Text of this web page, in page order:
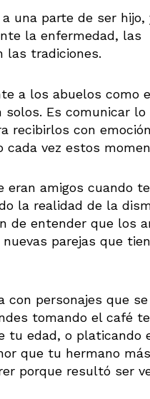
una parte de ser hijo,
la enfermedad, las
las tradiciones.
a los abuelos como
Es comunicar lo
recibirlos con
cada vez estos
eran amigos cuando
la realidad de la
de entender que los
parejas que
con personajes que
tomando el café
tu edad, o platicando
que tu hermano
porque resultó ser